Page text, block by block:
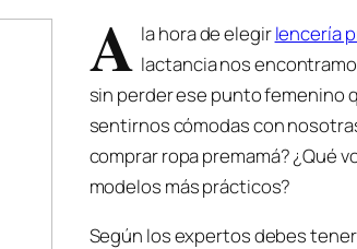
A la hora de elegirlencería
lactancia nos
sin perder ese punto femenino
sentirnos cómodas con
comprar ropa premamá? ¿Qué
modelos más prácticos?
Según los expertos debes